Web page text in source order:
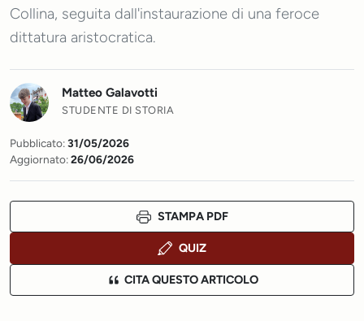
Collina, seguita dall'instaurazione di una feroce
dittatura aristocratica.
Matteo Galavotti
STUDENTE DI STORIA
Pubblicato:31/05/2026
Aggiornato:26/06/2026
STAMPA PDF
QUIZ
CITA QUESTO ARTICOLO